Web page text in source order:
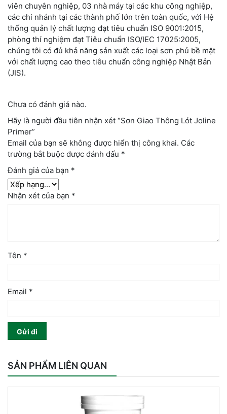
viên chuyên nghiệp, 03 nhà máy tại các khu công nghiệp,
các chi nhánh tại các thành phố lớn trên toàn quốc, với Hệ
thống quản lý chất lượng đạt tiêu chuẩn ISO 9001:2015,
phòng thí nghiệm đạt Tiêu chuẩn ISO/IEC 17025:2005,
chúng tôi có đủ khả năng sản xuất các loại sơn phủ bề mặt
với chất lượng cao theo tiêu chuẩn công nghiệp Nhật Bản
(JIS).
Chưa có đánh giá nào.
Hãy là người đầu tiên nhận xét “Sơn Giao Thông Lót Joline
Primer”
Email của bạn sẽ không được hiển thị công khai. Các
trường bắt buộc được đánh dấu *
Đánh giá của bạn *
Nhận xét của bạn *
Tên *
Email *
SẢN PHẨM LIÊN QUAN